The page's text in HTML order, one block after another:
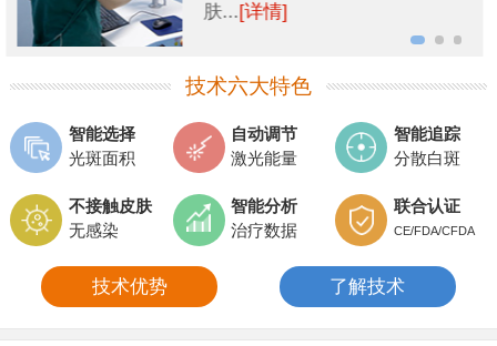
技术六大特色
智能选择
光斑面积
自动调节
激光能量
智能追踪
分散白斑
不接触皮肤
无感染
智能分析
治疗数据
联合认证
CE/FDA/CFDA
技术优势 了解技术